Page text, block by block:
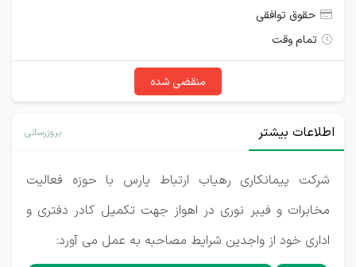
حقوق توافقی
تمام وقت
منقضی شده
اطلاعات بیشتر بروزرسانی
شرکت پیمانکاری رهیاب ارتباط پارس با حوزه فعالیت
مخابرات و فیبر نوری در اهواز جهت تکمیل کادر دفتری و
اداری خود از واجدین شرایط مصاحبه به عمل می آورد: